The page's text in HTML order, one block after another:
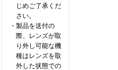
じめご了承くだ
さい。
・製品を送付の
際、レンズが取
り外し可能な機
種はレンズを取
外した状態での